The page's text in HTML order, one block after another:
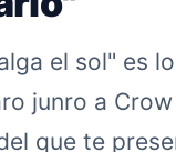
el sol" es
junro a Crow
que te